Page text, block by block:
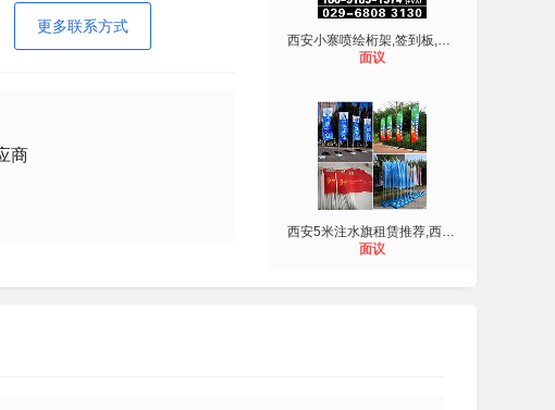
更多联系方式
商
西安小寨喷绘桁架,签到板,会议背景板
面议
西安5米注水旗租赁推荐,西安5m铁板旗
面议